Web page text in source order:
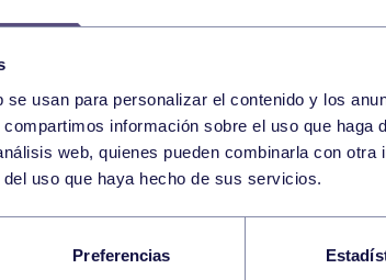
usan para personalizar el contenido y los
información sobre el uso que haga
web, quienes pueden combinarla con
uso que haya hecho de sus servicios.
Preferencias